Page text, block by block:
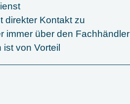
direkter Kontakt zu
immer über den Fachhändler
von Vorteil